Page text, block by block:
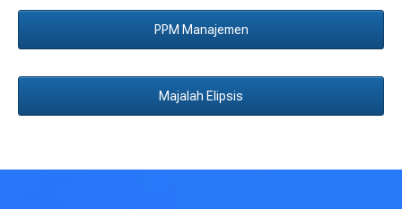
PPM Manajemen
Majalah Elipsis